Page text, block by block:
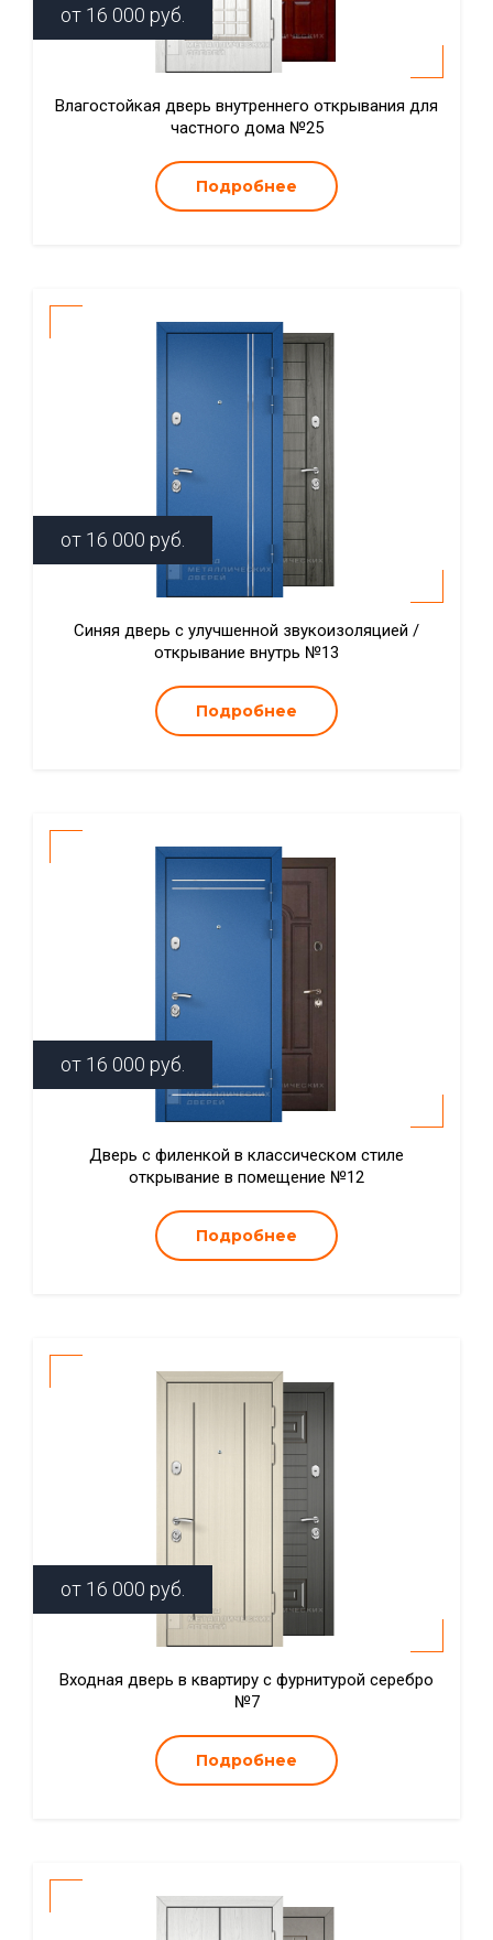
от 16 000 руб.
Влагостойкая дверь внутреннего открывания для
частного дома №25
Подробнее
от 16 000 руб.
Синяя дверь с улучшенной звукоизоляцией /
открывание внутрь №13
Подробнее
от 16 000 руб.
Дверь с филенкой в классическом стиле
открывание в помещение №12
Подробнее
от 16 000 руб.
Входная дверь в квартиру с фурнитурой серебро
№7
Подробнее